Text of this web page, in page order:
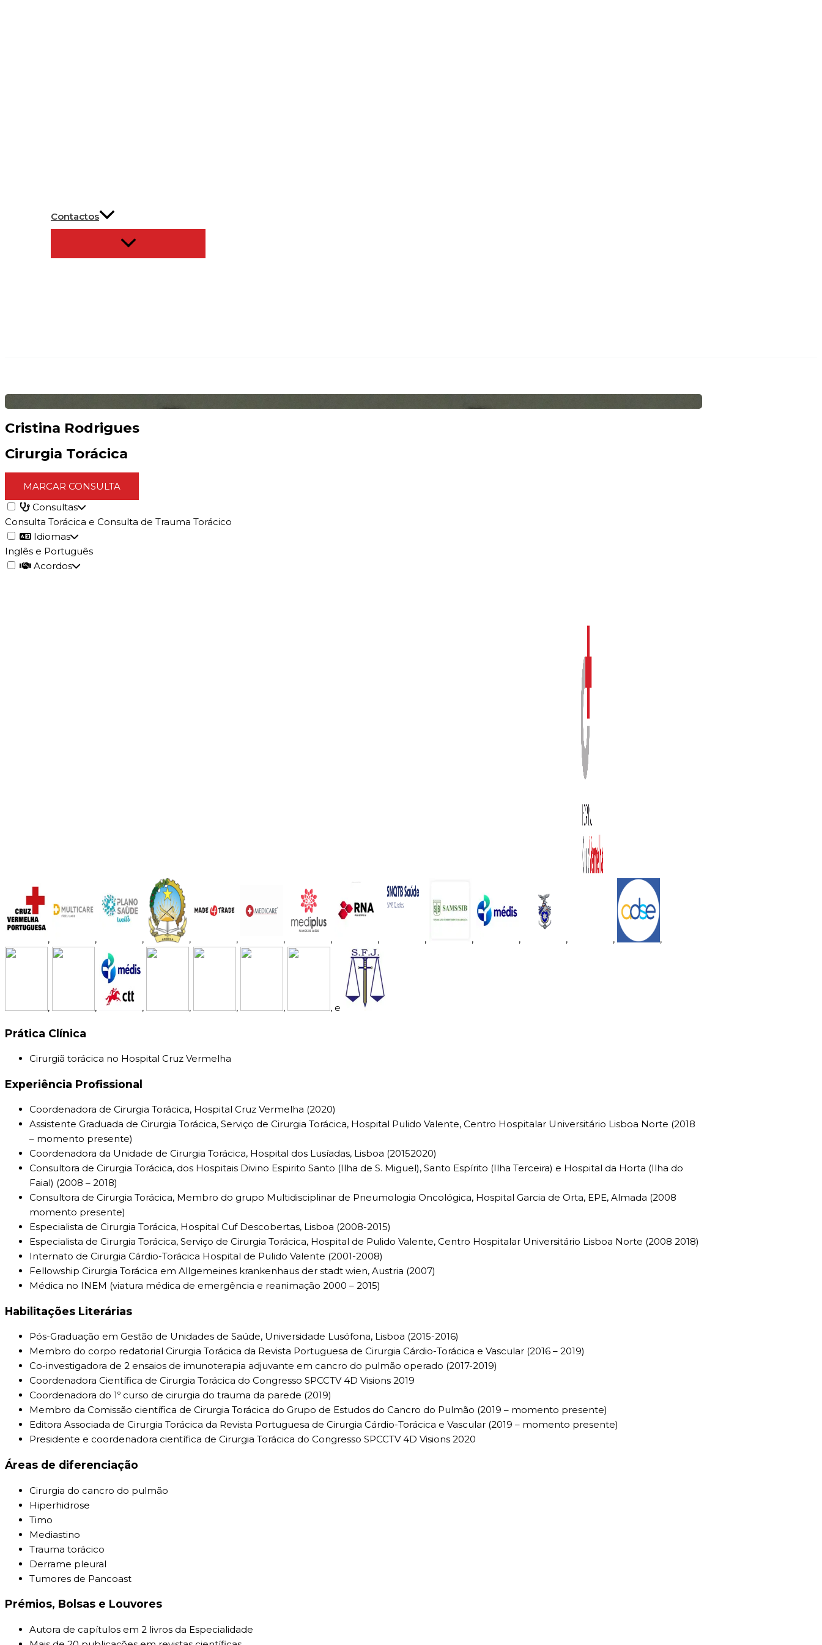
Contactos
Cristina Rodrigues
Cirurgia Torácica
MARCAR CONSULTA
Consultas
Consulta Torácica e Consulta de Trauma Torácico
Idiomas
Inglês e Português
Acordos
, , , , , , , , , , , , , ,
, , , , , , , e
Prática Clínica
Cirurgiã torácica no Hospital Cruz Vermelha
Experiência Profissional
Coordenadora de Cirurgia Torácica, Hospital Cruz Vermelha (2020)
Assistente Graduada de Cirurgia Torácica, Serviço de Cirurgia Torácica, Hospital Pulido Valente, Centro Hospitalar Universitário Lisboa Norte (2018
– momento presente)
Coordenadora da Unidade de Cirurgia Torácica, Hospital dos Lusíadas, Lisboa (20152020)
Consultora de Cirurgia Torácica, dos Hospitais Divino Espirito Santo (Ilha de S. Miguel), Santo Espírito (Ilha Terceira) e Hospital da Horta (Ilha do
Faial) (2008 – 2018)
Consultora de Cirurgia Torácica, Membro do grupo Multidisciplinar de Pneumologia Oncológica, Hospital Garcia de Orta, EPE, Almada (2008
momento presente)
Especialista de Cirurgia Torácica, Hospital Cuf Descobertas, Lisboa (2008-2015)
Especialista de Cirurgia Torácica, Serviço de Cirurgia Torácica, Hospital de Pulido Valente, Centro Hospitalar Universitário Lisboa Norte (2008 2018)
Internato de Cirurgia Cárdio-Torácica Hospital de Pulido Valente (2001-2008)
Fellowship Cirurgia Torácica em Allgemeines krankenhaus der stadt wien, Austria (2007)
Médica no INEM (viatura médica de emergência e reanimação 2000 – 2015)
Habilitações Literárias
Pós-Graduação em Gestão de Unidades de Saúde, Universidade Lusófona, Lisboa (2015-2016)
Membro do corpo redatorial Cirurgia Torácica da Revista Portuguesa de Cirurgia Cárdio-Torácica e Vascular (2016 – 2019)
Co-investigadora de 2 ensaios de imunoterapia adjuvante em cancro do pulmão operado (2017-2019)
Coordenadora Científica de Cirurgia Torácica do Congresso SPCCTV 4D Visions 2019
Coordenadora do 1º curso de cirurgia do trauma da parede (2019)
Membro da Comissão científica de Cirurgia Torácica do Grupo de Estudos do Cancro do Pulmão (2019 – momento presente)
Editora Associada de Cirurgia Torácica da Revista Portuguesa de Cirurgia Cárdio-Torácica e Vascular (2019 – momento presente)
Presidente e coordenadora científica de Cirurgia Torácica do Congresso SPCCTV 4D Visions 2020
Áreas de diferenciação
Cirurgia do cancro do pulmão
Hiperhidrose
Timo
Mediastino
Trauma torácico
Derrame pleural
Tumores de Pancoast
Prémios, Bolsas e Louvores
Autora de capítulos em 2 livros da Especialidade